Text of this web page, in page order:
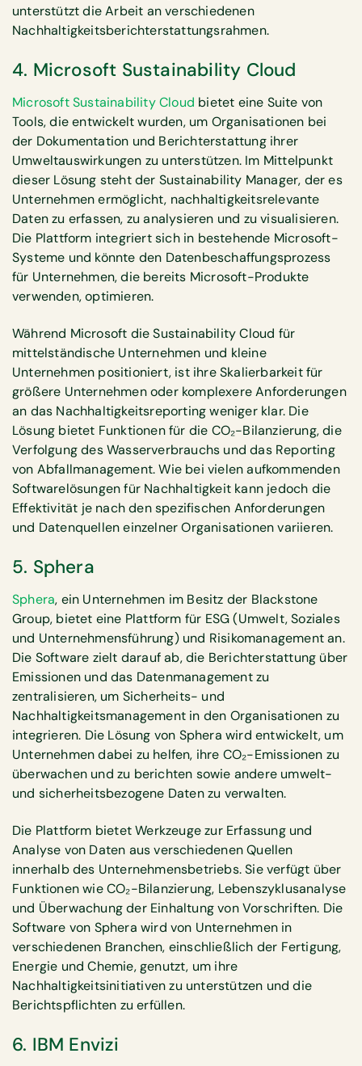
unterstützt die Arbeit an verschiedenen
Nachhaltigkeitsberichterstattungsrahmen.
4. Microsoft Sustainability Cloud
Microsoft Sustainability Cloud bietet eine Suite von
Tools, die entwickelt wurden, um Organisationen bei
der Dokumentation und Berichterstattung ihrer
Umweltauswirkungen zu unterstützen. Im Mittelpunkt
dieser Lösung steht der Sustainability Manager, der es
Unternehmen ermöglicht, nachhaltigkeitsrelevante
Daten zu erfassen, zu analysieren und zu visualisieren.
Die Plattform integriert sich in bestehende Microsoft-
Systeme und könnte den Datenbeschaffungsprozess
für Unternehmen, die bereits Microsoft-Produkte
verwenden, optimieren.
Während Microsoft die Sustainability Cloud für
mittelständische Unternehmen und kleine
Unternehmen positioniert, ist ihre Skalierbarkeit für
größere Unternehmen oder komplexere Anforderungen
an das Nachhaltigkeitsreporting weniger klar. Die
Lösung bietet Funktionen für die CO₂-Bilanzierung, die
Verfolgung des Wasserverbrauchs und das Reporting
von Abfallmanagement. Wie bei vielen aufkommenden
Softwarelösungen für Nachhaltigkeit kann jedoch die
Effektivität je nach den spezifischen Anforderungen
und Datenquellen einzelner Organisationen variieren.
5. Sphera
Sphera, ein Unternehmen im Besitz der Blackstone
Group, bietet eine Plattform für ESG (Umwelt, Soziales
und Unternehmensführung) und Risikomanagement an.
Die Software zielt darauf ab, die Berichterstattung über
Emissionen und das Datenmanagement zu
zentralisieren, um Sicherheits- und
Nachhaltigkeitsmanagement in den Organisationen zu
integrieren. Die Lösung von Sphera wird entwickelt, um
Unternehmen dabei zu helfen, ihre CO₂-Emissionen zu
überwachen und zu berichten sowie andere umwelt-
und sicherheitsbezogene Daten zu verwalten.
Die Plattform bietet Werkzeuge zur Erfassung und
Analyse von Daten aus verschiedenen Quellen
innerhalb des Unternehmensbetriebs. Sie verfügt über
Funktionen wie CO₂-Bilanzierung, Lebenszyklusanalyse
und Überwachung der Einhaltung von Vorschriften. Die
Software von Sphera wird von Unternehmen in
verschiedenen Branchen, einschließlich der Fertigung,
Energie und Chemie, genutzt, um ihre
Nachhaltigkeitsinitiativen zu unterstützen und die
Berichtspflichten zu erfüllen.
6. IBM Envizi